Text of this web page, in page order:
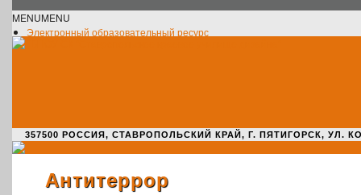
MENUMENU
Электронный образовательный ресурс
357500 РОССИЯ, СТАВРОПОЛЬСКИЙ КРАЙ, Г. ПЯТИГОРСК, УЛ.
Антитеррор